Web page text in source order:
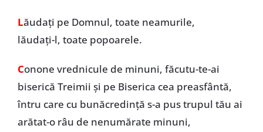
Lăudați pe Domnul, toate neamurile,
lăudați-l, toate popoarele.
Conone vrednicule de minuni, făcutu-te-ai
biserică Treimii şi pe Biserica cea preasfântă,
întru care cu bunăcredinţă s-a pus trupul tău ai
arătat-o râu de nenumărate minuni,